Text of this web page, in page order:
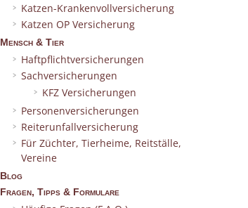
Katzen-Krankenvollversicherung
Katzen OP Versicherung
Mensch & Tier
Haftpflichtversicherungen
Sachversicherungen
KFZ Versicherungen
Personenversicherungen
Reiterunfallversicherung
Für Züchter, Tierheime, Reitställe,
Vereine
Blog
Fragen, Tipps & Formulare